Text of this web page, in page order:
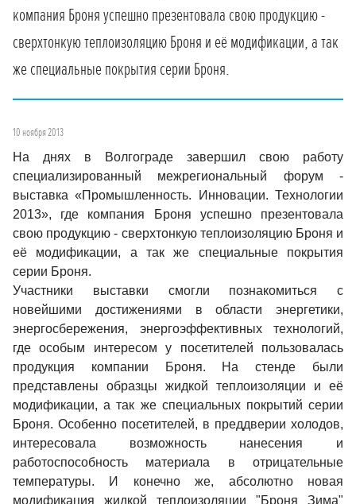
компания Броня успешно презентовала свою продукцию -
сверхтонкую теплоизоляцию Броня и её модификации, а так
же специальные покрытия серии Броня.
10 ноября 2013
На днях в Волгограде завершил свою работу
специализированный межрегиональный форум -
выставка «Промышленность. Инновации. Технологии
2013», где компания Броня успешно презентовала
свою продукцию - сверхтонкую теплоизоляцию Броня и
её модификации, а так же специальные покрытия
серии Броня.
Участники выставки смогли познакомиться с
новейшими достижениями в области энергетики,
энергосбережения, энергоэффективных технологий,
где особым интересом у посетителей пользовалась
продукция компании Броня. На стенде были
представлены образцы жидкой теплоизоляции и её
модификации, а так же специальных покрытий серии
Броня. Особенно посетителей, в преддверии холодов,
интересовала возможность нанесения и
работоспособность материала в отрицательные
температуры. И конечно же, абсолютно новая
модификация жидкой теплоизоляции "Броня Зима"